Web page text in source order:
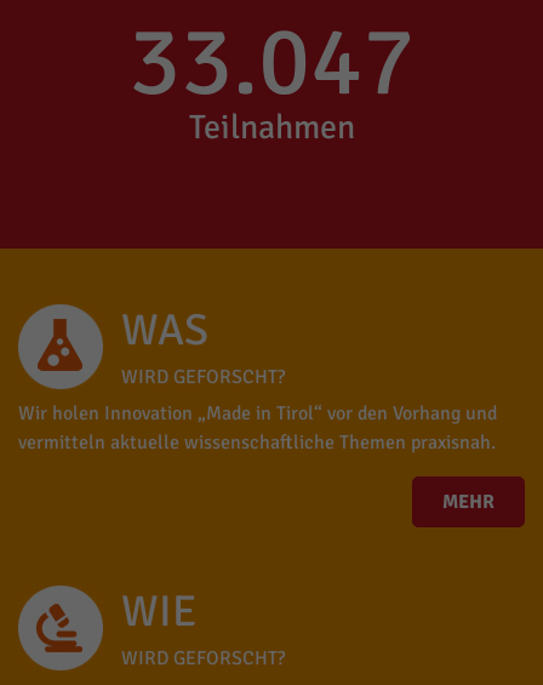
33.047
Teilnahmen
WAS
WIRD GEFORSCHT?
Wir holen Innovation „Made in Tirol“ vor den Vorhang und
vermitteln aktuelle wissenschaftliche Themen praxisnah.
MEHR
WIE
WIRD GEFORSCHT?